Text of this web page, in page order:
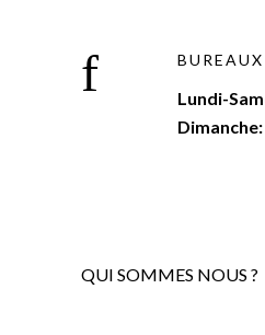
Lundi-
QUI SOMMES NOUS ?